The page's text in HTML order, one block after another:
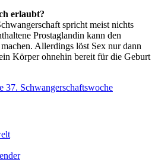
erlaubt?
spricht meist nichts
Prostaglandin kann den
Allerdings löst Sex nur dann
Körper ohnehin bereit für die Geburt
37. Schwangerschaftswoche